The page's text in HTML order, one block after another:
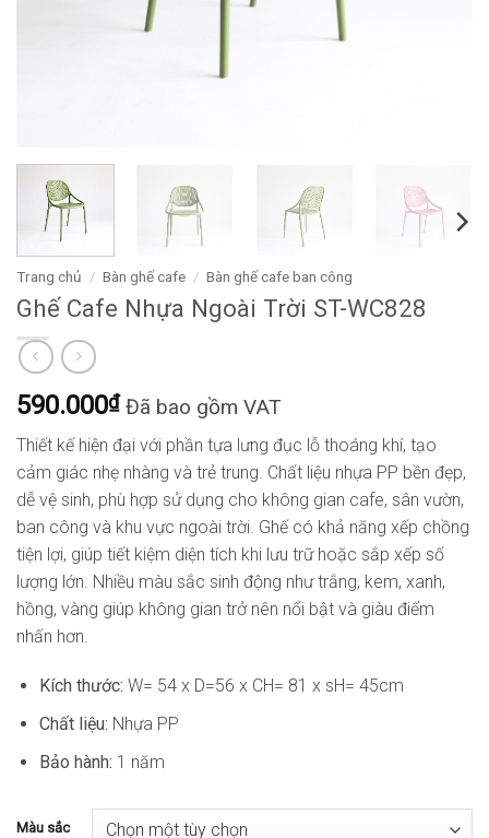
Trang chủ / Bàn ghế cafe / Bàn ghế cafe ban công
Ghế Cafe Nhựa Ngoài Trời ST-WC828
590.000₫ Đã bao gồm VAT
Thiết kế hiện đại với phần tựa lưng đục lỗ thoáng khí, tạo
cảm giác nhẹ nhàng và trẻ trung. Chất liệu nhựa PP bền đẹp,
dễ vệ sinh, phù hợp sử dụng cho không gian cafe, sân vườn,
ban công và khu vực ngoài trời. Ghế có khả năng xếp chồng
tiện lợi, giúp tiết kiệm diện tích khi lưu trữ hoặc sắp xếp số
lượng lớn. Nhiều màu sắc sinh động như trắng, kem, xanh,
hồng, vàng giúp không gian trở nên nổi bật và giàu điểm
nhấn hơn.
Kích thước: W= 54 x D=56 x CH= 81 x sH= 45cm
Chất liệu: Nhựa PP
Bảo hành: 1 năm
Màu sắc